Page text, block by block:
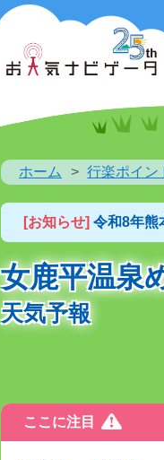
ホーム 行楽ポイン
[お知らせ] 令和8年熊
女鹿平温泉
天気予報
ここに注目